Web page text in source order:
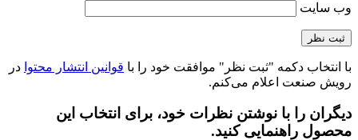
وب‌ سایت
با انتخاب دکمه "ثبت نظر" موافقت خود را با قوانین انتشار محتوا در
رویش صنعت اعلام می‌کنم.
دیگران را با نوشتن نظرات خود، برای انتخاب این
محصول راهنمایی کنید.